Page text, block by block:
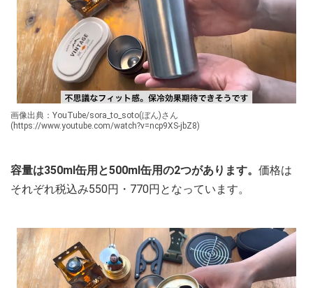
画像出典：YouTube/sora_to_soto(ぼん)さん
(https://www.youtube.com/watch?v=ncp9XS-jbZ8)
容量は350ml缶用と500ml缶用の2つがあります。 価格は
それぞれ税込み550円・770円となっています。